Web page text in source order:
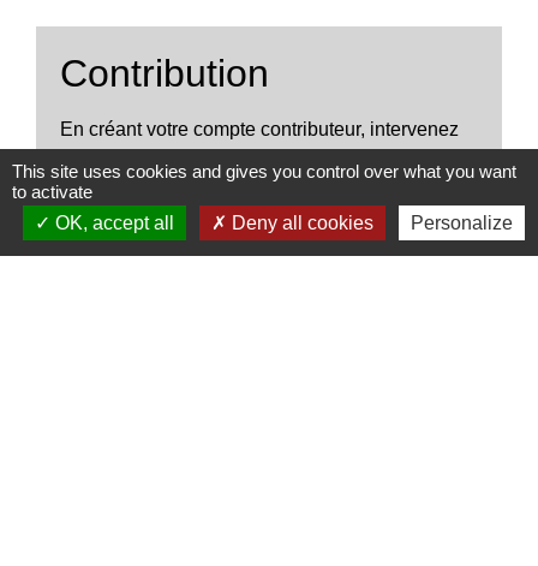
Contribution
En créant votre compte contributeur, intervenez
votre entreprise, communiquez vos évènements
sur l'agenda.
file_download
This site uses cookies and gives you control over what you want
to activate
OK, accept all
Deny all cookies Personalize